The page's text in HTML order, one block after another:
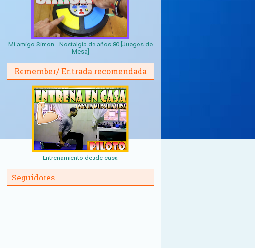
Mi amigo Simon - Nostalgia de años 80 [Juegos de
Mesa]
Remember/ Entrada recomendada
Entrenamiento desde casa
Seguidores